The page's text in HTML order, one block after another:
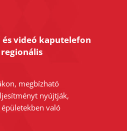
és videó kaputelefon
megbízható
nyújtják,
való